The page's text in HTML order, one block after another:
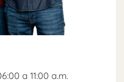
a 11:00 a.m.